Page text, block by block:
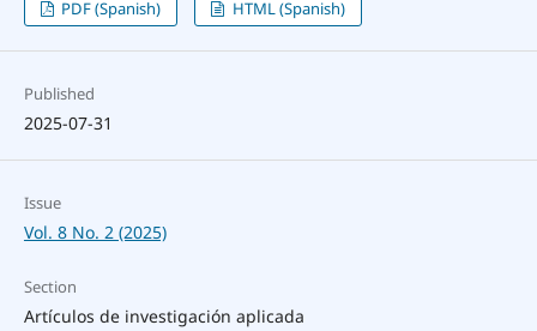
PDF (Spanish) HTML (Spanish)
Published
2025-07-31
Issue
Vol. 8 No. 2 (2025)
Section
Artículos de investigación aplicada